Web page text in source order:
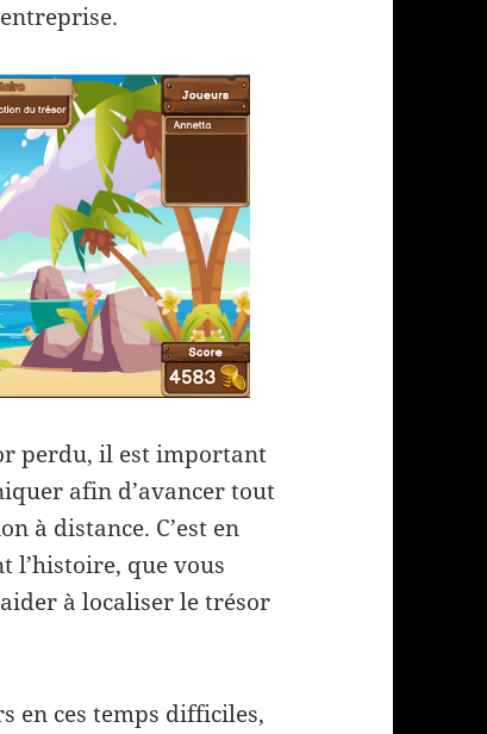
perdu, il est important
afin d’avancer tout
à distance. C’est en
l’histoire, que vous
à localiser le trésor
en ces temps difficiles,